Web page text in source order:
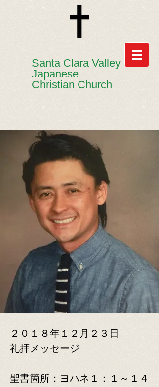
​​Santa Clara Valley
Japanese
Christian Church
２０１８年１２月２３日
礼拝メッセージ
​聖書箇所：ヨハネ１：１～１４